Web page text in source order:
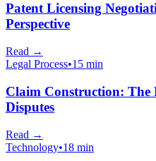
Patent Licensing
Perspective
Read →
Legal Process•15 min
Claim Construction: The
Disputes
Read →
Technology•18 min